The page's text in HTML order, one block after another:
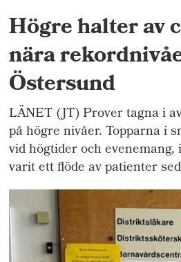
Högre halter av
nära
Östersund
LÄNET (JT) Prover tagna i
på högre nivåer. Topparna i
vid högtider och
varit ett flöde av patienter